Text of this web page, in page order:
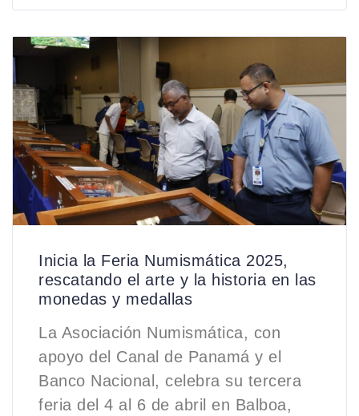
Inicia la Feria Numismática 2025,
rescatando el arte y la historia en las
monedas y medallas
La Asociación Numismática, con
apoyo del Canal de Panamá y el
Banco Nacional, celebra su tercera
feria del 4 al 6 de abril en Balboa,